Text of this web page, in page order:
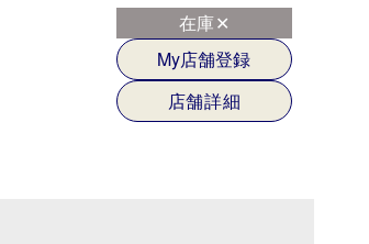
在庫✕
My店舗登録
店舗詳細